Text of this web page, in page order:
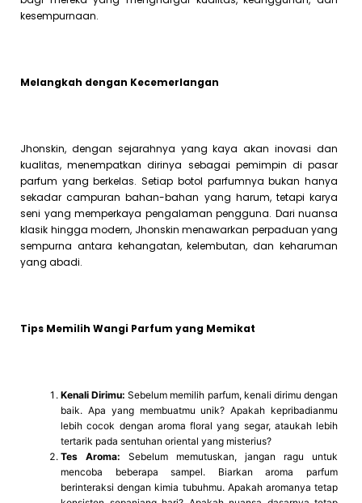
kesempurnaan.
Melangkah dengan Kecemerlangan
Jhonskin, dengan sejarahnya yang kaya akan inovasi dan
kualitas, menempatkan dirinya sebagai pemimpin di pasar
parfum yang berkelas. Setiap botol parfumnya bukan hanya
sekadar campuran bahan-bahan yang harum, tetapi karya
seni yang memperkaya pengalaman pengguna. Dari nuansa
klasik hingga modern, Jhonskin menawarkan perpaduan yang
sempurna antara kehangatan, kelembutan, dan keharuman
yang abadi.
Tips Memilih Wangi Parfum yang Memikat
Kenali Dirimu: Sebelum memilih parfum, kenali dirimu dengan
baik. Apa yang membuatmu unik? Apakah kepribadianmu
lebih cocok dengan aroma floral yang segar, ataukah lebih
tertarik pada sentuhan oriental yang misterius?
Tes Aroma: Sebelum memutuskan, jangan ragu untuk
mencoba beberapa sampel. Biarkan aroma parfum
berinteraksi dengan kimia tubuhmu. Apakah aromanya tetap